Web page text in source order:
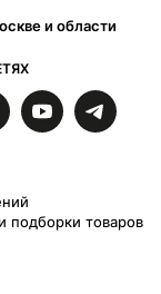
и области
подборки товаров